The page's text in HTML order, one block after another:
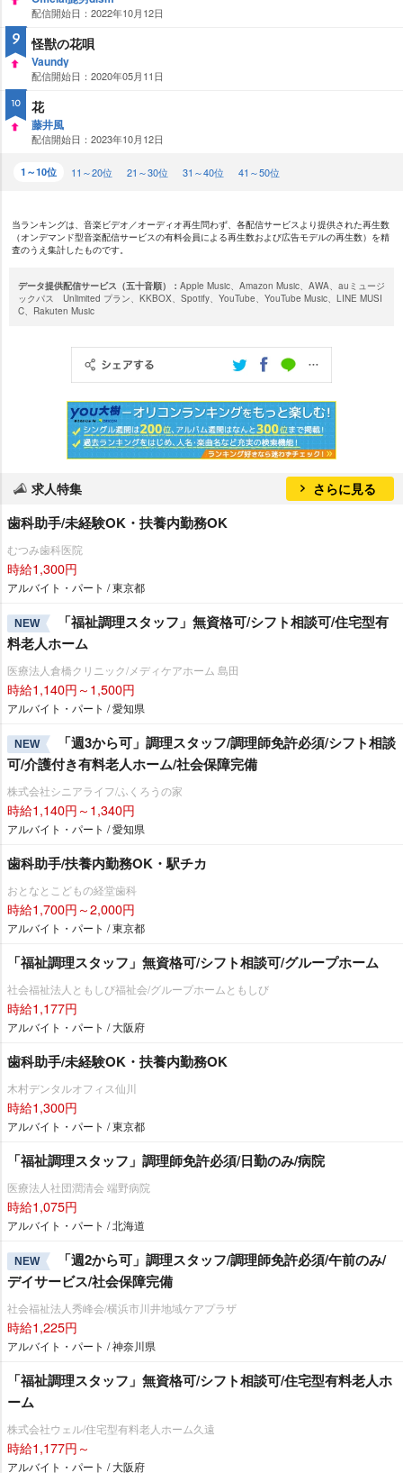
配信開始日：2022年10月12日
9 怪獣の花唄
Vaundy
配信開始日：2020年05月11日
10 花
藤井風
配信開始日：2023年10月12日
1～10位 11～20位 21～30位 31～40位 41～50位
当ランキングは、音楽ビデオ／オーディオ再生問わず、各配信サービスより提供された再生数
（オンデマンド型音楽配信サービスの有料会員による再生数および広告モデルの再生数）を精
査のうえ集計したものです。
データ提供配信サービス（五十音順）： Apple Music、Amazon Music、AWA、auミュージ
ックパス Unlimited プラン、KKBOX、Spotify、YouTube、YouTube Music、LINE MUSI
C、Rakuten Music
求人特集 さらに見る
歯科助手/未経験OK・扶養内勤務OK
むつみ歯科医院
時給1,300円
アルバイト・パート / 東京都
NEW
「福祉調理スタッフ」無資格可/シフト相談可/住宅型有
料老人ホーム
医療法人倉橋クリニック/メディケアホーム 島田
時給1,140円～1,500円
アルバイト・パート / 愛知県
NEW
「週3から可」調理スタッフ/調理師免許必須/シフト相談
可/介護付き有料老人ホーム/社会保障完備
株式会社シニアライフ/ふくろうの家
時給1,140円～1,340円
アルバイト・パート / 愛知県
歯科助手/扶養内勤務OK・駅チカ
おとなとこどもの経堂歯科
時給1,700円～2,000円
アルバイト・パート / 東京都
「福祉調理スタッフ」無資格可/シフト相談可/グループホーム
社会福祉法人ともしび福祉会/グループホームともしび
時給1,177円
アルバイト・パート / 大阪府
歯科助手/未経験OK・扶養内勤務OK
木村デンタルオフィス仙川
時給1,300円
アルバイト・パート / 東京都
「福祉調理スタッフ」調理師免許必須/日勤のみ/病院
医療法人社団潤清会 端野病院
時給1,075円
アルバイト・パート / 北海道
NEW
「週2から可」調理スタッフ/調理師免許必須/午前のみ/
デイサービス/社会保障完備
社会福祉法人秀峰会/横浜市川井地域ケアプラザ
時給1,225円
アルバイト・パート / 神奈川県
「福祉調理スタッフ」無資格可/シフト相談可/住宅型有料老人ホ
ーム
株式会社ウェル/住宅型有料老人ホーム久遠
時給1,177円～
アルバイト・パート / 大阪府